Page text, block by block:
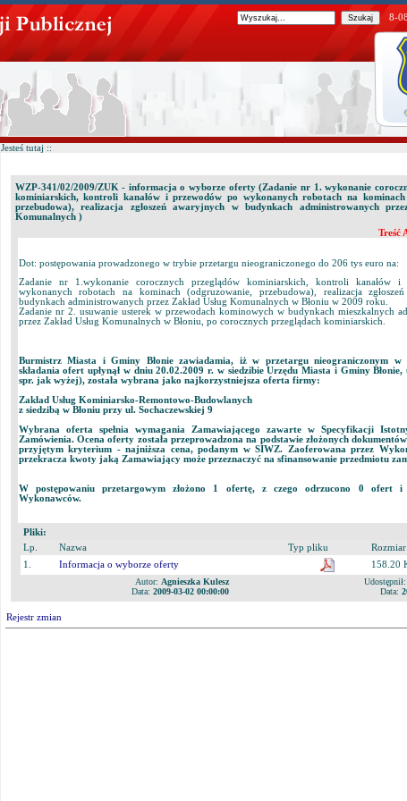
8-
Jesteś tutaj ::
WZP-341/02/2009/ZUK - informacja o wyborze oferty (Zadanie nr 1. wykonanie
kominiarskich, kontroli kanałów i przewodów po wykonanych robotach na kominach
przebudowa), realizacja zgłoszeń awaryjnych w budynkach administrowanych
Komunalnych )
Treść
Dot: postępowania prowadzonego w trybie przetargu nieograniczonego do 206 tys euro na:
Zadanie nr 1.wykonanie corocznych przeglądów kominiarskich, kontroli kanałów i
wykonanych robotach na kominach (odgruzowanie, przebudowa), realizacja
budynkach administrowanych przez Zakład Usług Komunalnych w Błoniu w 2009 roku.
Zadanie nr 2. usuwanie usterek w przewodach kominowych w budynkach mieszkalnych
przez Zakład Usług Komunalnych w Błoniu, po corocznych przeglądach kominiarskich.
Burmistrz Miasta i Gminy Błonie zawiadamia, iż w przetargu nieograniczonym
składania ofert upłynął w dniu 20.02.2009 r. w siedzibie Urzędu Miasta i Gminy
spr. jak wyżej), została wybrana jako najkorzystniejsza oferta firmy:
Zakład Usług Kominiarsko-Remontowo-Budowlanych
z siedzibą w Błoniu przy ul. Sochaczewskiej 9
Wybrana oferta spełnia wymagania Zamawiającego zawarte w Specyfikacji
Zamówienia. Ocena oferty została przeprowadzona na podstawie złożonych
przyjętym kryterium - najniższa cena, podanym w SIWZ. Zaoferowana przez
przekracza kwoty jaką Zamawiający może przeznaczyć na sfinansowanie przedmiotu
W postępowaniu przetargowym złożono 1 ofertę, z czego odrzucono 0 ofert i
Wykonawców.
Pliki:
Lp. Nazwa Typ pliku
Rozmiar
1.
Informacja o wyborze oferty
158.20
Autor: Agnieszka Kulesz
Data: 2009-03-02 00:00:00
Udostępnił:
Data:
Rejestr zmian